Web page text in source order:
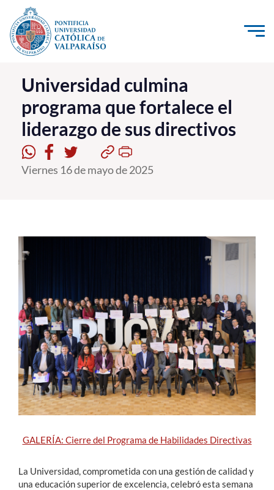
Click acá para ir directamente al contenido
La Universidad
Investigación, Creación e Innovación
PUCV Internacional
Vinculación con el Medio
Postgrado
Formación Continua
Estudiantes
Académicos
Funcionarios
Alumni
Universidad culmina
programa que fortalece el
liderazgo de sus directivos
Viernes 16 de mayo de 2025
GALERÍA: Cierre del Programa de Habilidades Directivas
La Universidad, comprometida con una gestión de calidad y
una educación superior de excelencia, celebró esta semana